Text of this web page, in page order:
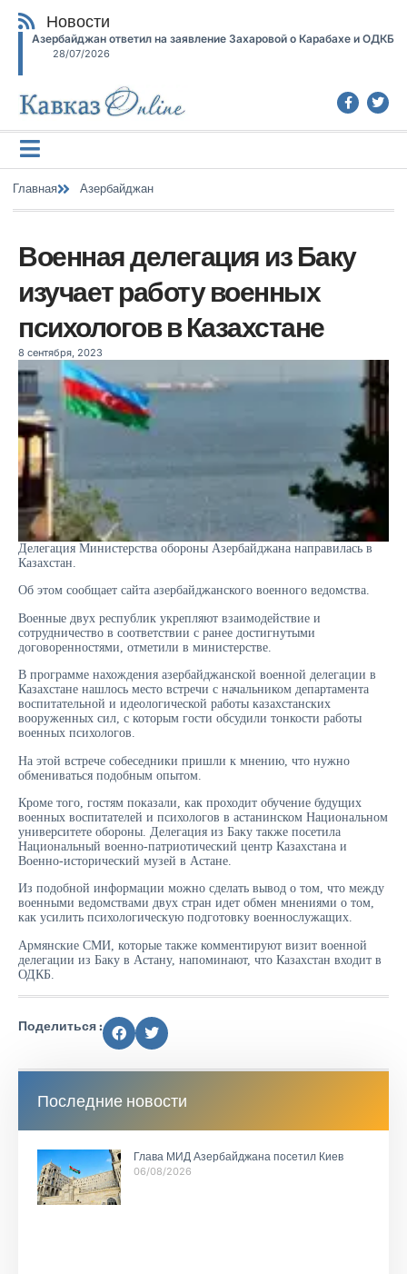
Новости
Азербайджан ответил на заявление Захаровой о Карабахе и ОДКБ
28/07/2026
Главная Азербайджан
Военная делегация из Баку
изучает работу военных
психологов в Казахстане
8 сентября, 2023
Делегация Министерства обороны Азербайджана направилась в
Казахстан.
Об этом сообщает сайта азербайджанского военного ведомства.
Военные двух республик укрепляют взаимодействие и
сотрудничество в соответствии с ранее достигнутыми
договоренностями, отметили в министерстве.
В программе нахождения азербайджанской военной делегации в
Казахстане нашлось место встречи с начальником департамента
воспитательной и идеологической работы казахстанских
вооруженных сил, с которым гости обсудили тонкости работы
военных психологов.
На этой встрече собеседники пришли к мнению, что нужно
обмениваться подобным опытом.
Кроме того, гостям показали, как проходит обучение будущих
военных воспитателей и психологов в астанинском Национальном
университете обороны. Делегация из Баку также посетила
Национальный военно-патриотический центр Казахстана и
Военно-исторический музей в Астане.
Из подобной информации можно сделать вывод о том, что между
военными ведомствами двух стран идет обмен мнениями о том,
как усилить психологическую подготовку военнослужащих.
Армянские СМИ, которые также комментируют визит военной
делегации из Баку в Астану, напоминают, что Казахстан входит в
ОДКБ.
Поделиться :
Последние новости
Глава МИД Азербайджана посетил Киев
06/08/2026